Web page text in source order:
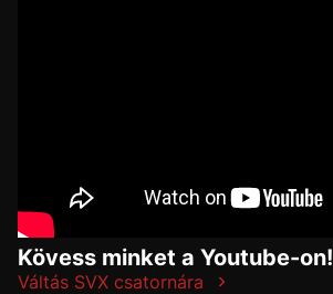
Kövess minket a Youtube-on!
Váltás SVX csatornára